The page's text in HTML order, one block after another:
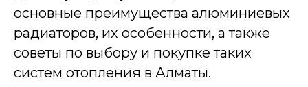
основные преимущества алюминиевых
радиаторов, их особенности, а также
советы по выбору и покупке таких
систем отопления в Алматы.